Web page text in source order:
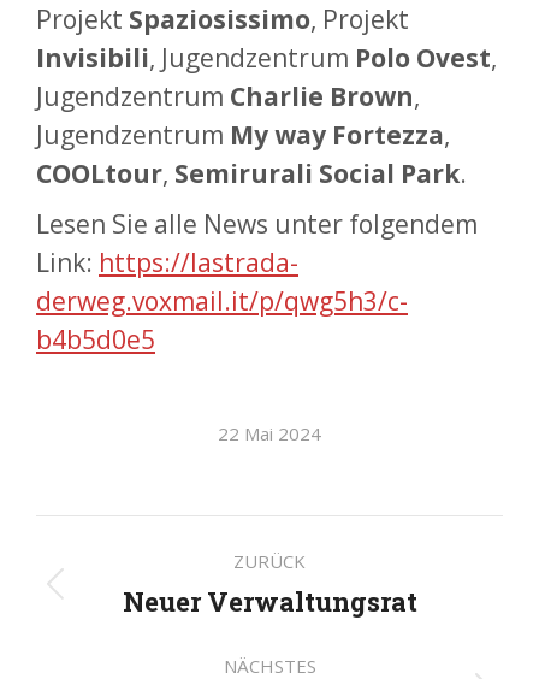
Projekt Spaziosissimo, Projekt
Invisibili, Jugendzentrum Polo Ovest,
Jugendzentrum Charlie Brown,
Jugendzentrum My way Fortezza,
COOLtour, Semirurali Social Park.
Lesen Sie alle News unter folgendem
Link: https://lastrada-
derweg.voxmail.it/p/qwg5h3/c-
b4b5d0e5
22 Mai 2024
ZURÜCK
Vorheriger
Neuer Verwaltungsrat
NÄCHSTES